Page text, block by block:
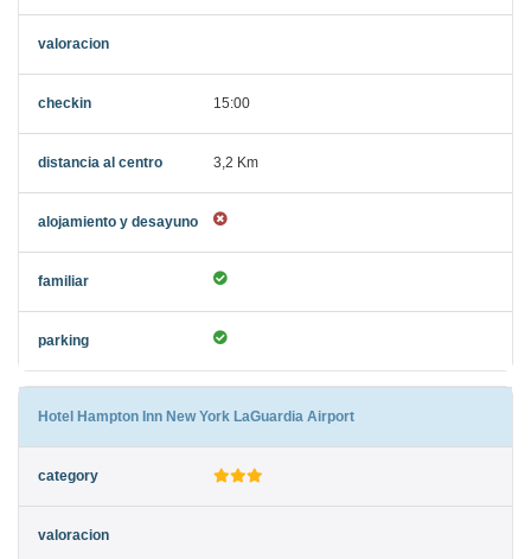
15:00
3,2 Km
Hotel Hampton Inn New York LaGuardia Airport